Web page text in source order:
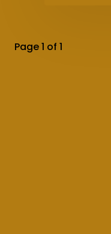
Page 1 of 1